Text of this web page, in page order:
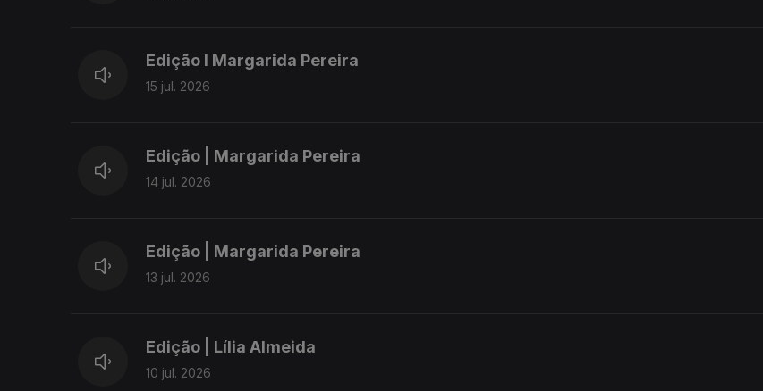
Edição I Margarida Pereira
15 jul. 2026
Edição | Margarida Pereira
14 jul. 2026
Edição | Margarida Pereira
13 jul. 2026
Edição | Lília Almeida
10 jul. 2026